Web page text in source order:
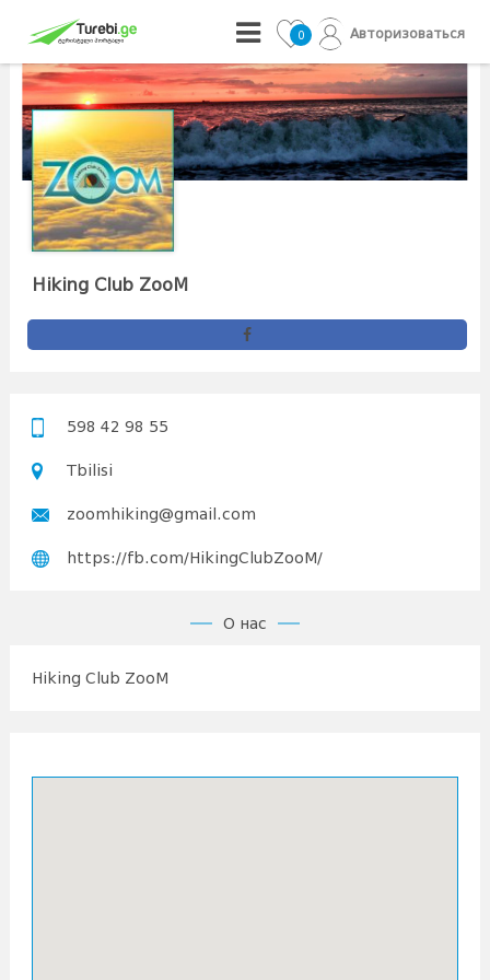
0 Авторизоваться
Hiking Club ZooM
598 42 98 55
Tbilisi
zoomhiking@gmail.com
https://fb.com/HikingClubZooM/
О нас
Hiking Club ZooM